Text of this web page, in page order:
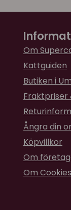
Om
Kattguiden
Butiken i
Fraktpriser
Ångra din
Köpvillkor
Om
Om Cookies